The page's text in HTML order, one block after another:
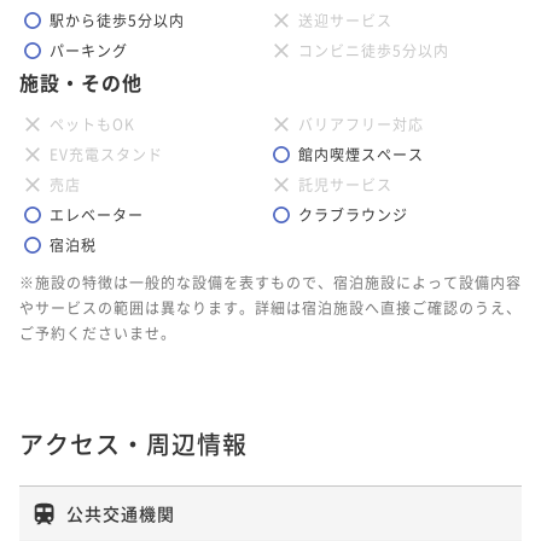
駅から徒歩5分以内
送迎サービス
パーキング
コンビニ徒歩5分以内
施設・その他
ペットもOK
バリアフリー対応
EV充電スタンド
館内喫煙スペース
売店
託児サービス
エレベーター
クラブラウンジ
宿泊税
※施設の特徴は一般的な設備を表すもので、宿泊施設によって設備内容
やサービスの範囲は異なります。詳細は宿泊施設へ直接ご確認のうえ、
ご予約くださいませ。
アクセス・周辺情報
公共交通機関